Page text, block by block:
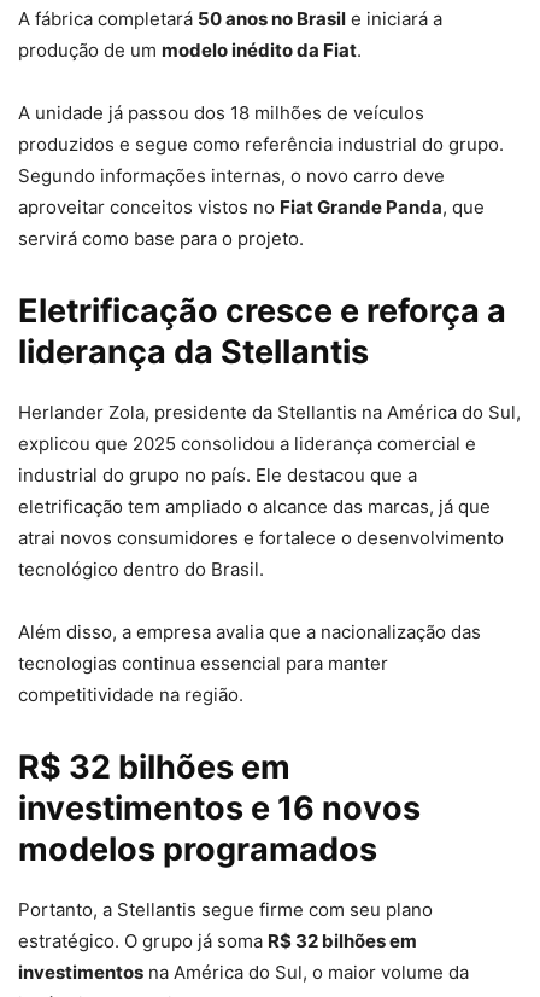
A fábrica completará 50 anos no Brasil e iniciará a
produção de um modelo inédito da Fiat.
A unidade já passou dos 18 milhões de veículos
produzidos e segue como referência industrial do grupo.
Segundo informações internas, o novo carro deve
aproveitar conceitos vistos no Fiat Grande Panda, que
servirá como base para o projeto.
Eletrificação cresce e reforça a
liderança da Stellantis
Herlander Zola, presidente da Stellantis na América do Sul,
explicou que 2025 consolidou a liderança comercial e
industrial do grupo no país. Ele destacou que a
eletrificação tem ampliado o alcance das marcas, já que
atrai novos consumidores e fortalece o desenvolvimento
tecnológico dentro do Brasil.
Além disso, a empresa avalia que a nacionalização das
tecnologias continua essencial para manter
competitividade na região.
R$ 32 bilhões em
investimentos e 16 novos
modelos programados
Portanto, a Stellantis segue firme com seu plano
estratégico. O grupo já soma R$ 32 bilhões em
investimentos na América do Sul, o maior volume da